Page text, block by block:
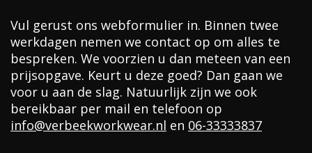
Vul gerust ons webformulier in. Binnen twee
werkdagen nemen we contact op om alles te
bespreken. We voorzien u dan meteen van een
prijsopgave. Keurt u deze goed? Dan gaan we
voor u aan de slag. Natuurlijk zijn we ook
bereikbaar per mail en telefoon op
info@verbeekworkwear.nl en 06-33333837